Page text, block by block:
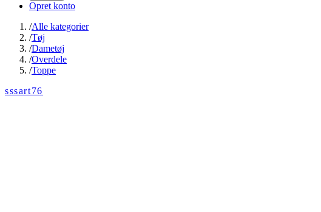
Opret konto
/Alle kategorier
/Tøj
/Dametøj
/Overdele
/Toppe
sssart76